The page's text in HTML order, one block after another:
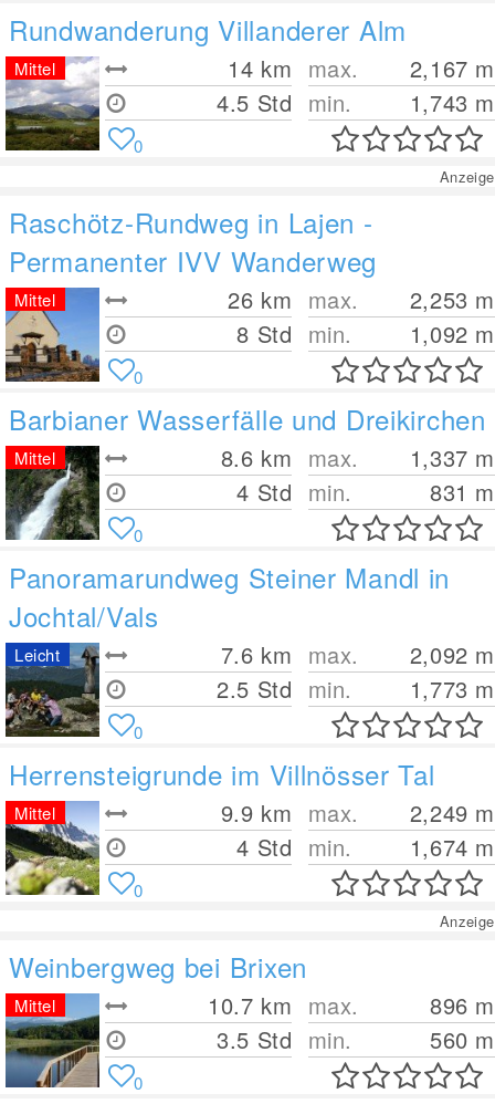
Rundwanderung Villanderer Alm
14 km
4.5 Std
max. 2,167 m
min.
1,743 m
Mittel
0
Anzeige
Raschötz-Rundweg in Lajen -
Permanenter IVV Wanderweg
26 km
8 Std
max. 2,253 m
min.
1,092 m
Mittel
0
Barbianer Wasserfälle und Dreikirchen
8.6 km
4 Std
max. 1,337 m
min.
831 m
Mittel
0
Panoramarundweg Steiner Mandl in
Jochtal/Vals
7.6 km
2.5 Std
max. 2,092 m
min.
1,773 m
Leicht
0
Herrensteigrunde im Villnösser Tal
9.9 km
4 Std
max. 2,249 m
min.
1,674 m
Mittel
0
Anzeige
Weinbergweg bei Brixen
10.7 km
3.5 Std
max. 896 m
min.
560 m
Mittel
0